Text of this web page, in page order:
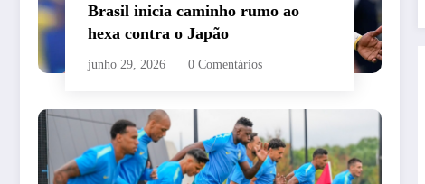
Brasil inicia caminho rumo ao
hexa contra o Japão
junho 29, 2026 0 Comentários